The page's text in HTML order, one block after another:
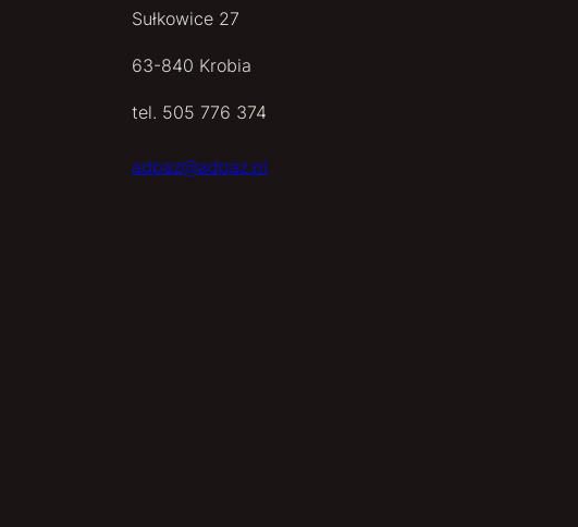
Sułkowice 27
63-840 Krobia
tel. 505 776 374
adpaz@adpaz.pl